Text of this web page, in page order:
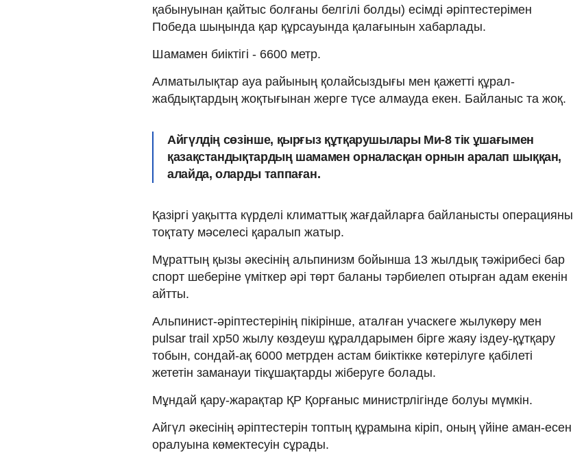
қабынуынан қайтыс болғаны белгілі болды) есімді әріптестерімен
Победа шыңында қар құрсауында қалағынын хабарлады.
Шамамен биіктігі - 6600 метр.
Алматылықтар ауа райының қолайсыздығы мен қажетті құрал-
жабдықтардың жоқтығынан жерге түсе алмауда екен. Байланыс та жоқ.
Айгүлдің сөзінше, қырғыз құтқарушылары Ми-8 тік ұшағымен
қазақстандықтардың шамамен орналасқан орнын аралап шыққан,
алайда, оларды таппаған.
Қазіргі уақытта күрделі климаттық жағдайларға байланысты операцияны
тоқтату мәселесі қаралып жатыр.
Мұраттың қызы әкесінің альпинизм бойынша 13 жылдық тәжірибесі бар
спорт шеберіне үміткер әрі төрт баланы тәрбиелеп отырған адам екенін
айтты.
Альпинист-әріптестерінің пікірінше, аталған учаскеге жылукөру мен
pulsar trail xp50 жылу көздеуш құралдарымен бірге жаяу іздеу-құтқару
тобын, сондай-ақ 6000 метрден астам биіктікке көтерілуге қабілеті
жететін заманауи тікұшақтарды жіберуге болады.
Мұндай қару-жарақтар ҚР Қорғаныс министрлігінде болуы мүмкін.
Айгүл әкесінің әріптестерін топтың құрамына кіріп, оның үйіне аман-есен
оралуына көмектесуін сұрады.